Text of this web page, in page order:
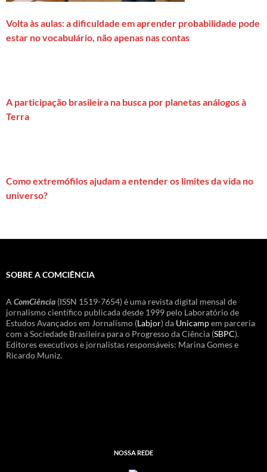
Volta às aulas: a dificuldade em aprender probabilidade pode
estar no vocabulário, não apenas nas contas
A participação brasileira na busca por planetas análogos à
Terra
Como extremófilos ajudam a entender os limites da vida no
universo?
SOBRE A COMCIÊNCIA
A ComCiência (ISSN 1519-7654) é uma revista digital mensal de
jornalismo científico publicada desde 1999 pelo Laboratório de
Estudos Avançados em Jornalismo (Labjor) da Unicampem parceria
com a Sociedade Brasileira para o Progresso da Ciência (SBPC).
Editores executivos e jornalistas responsáveis: Marina Gomes e
Ricardo Muniz.
NOSSA REDE